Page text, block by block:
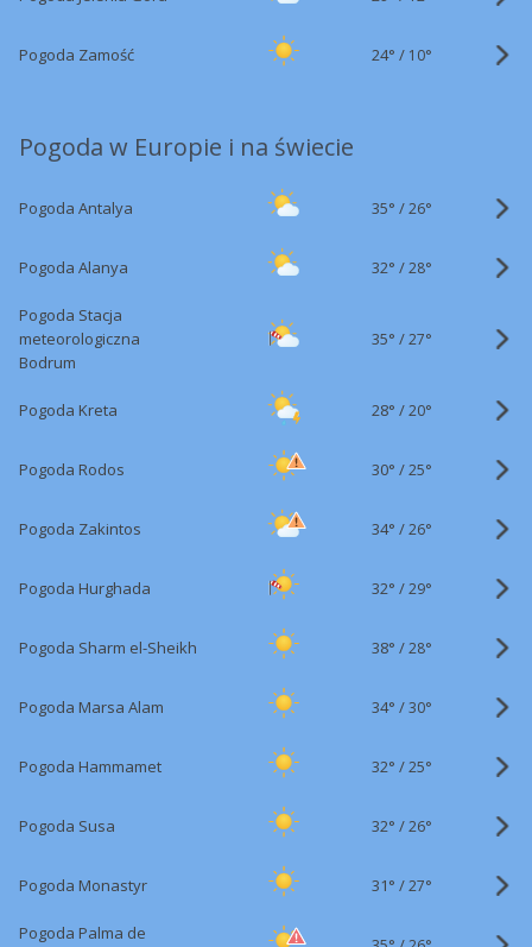
Pogoda Zamość 24° / 10°
Pogoda w Europie i na świecie
Pogoda Antalya 35° /26°
Pogoda Alanya 32° /28°
Pogoda Stacja
meteorologiczna
Bodrum
35° /27°
Pogoda Kreta 28° /20°
Pogoda Rodos 30° /25°
Pogoda Zakintos 34° /26°
Pogoda Hurghada 32° /29°
Pogoda Sharm el-Sheikh 38° /28°
Pogoda Marsa Alam 34° /30°
Pogoda Hammamet 32° /25°
Pogoda Susa 32° /26°
Pogoda Monastyr 31° /27°
Pogoda Palma de